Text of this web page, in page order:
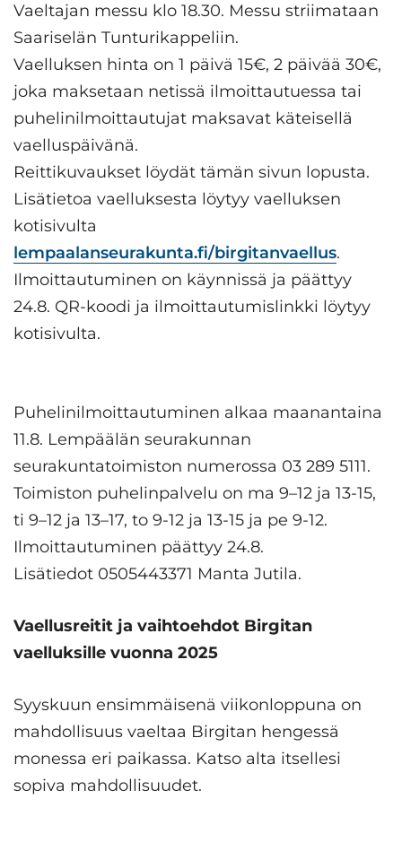
Vaeltajan messu klo 18.30. Messu striimataan
Saariselän Tunturikappeliin.
Vaelluksen hinta on 1 päivä 15€, 2 päivää 30€,
joka maksetaan netissä ilmoittautuessa tai
puhelinilmoittautujat maksavat käteisellä
vaelluspäivänä.
Reittikuvaukset löydät tämän sivun lopusta.
Lisätietoa vaelluksesta löytyy vaelluksen
kotisivulta
lempaalanseurakunta.fi/birgitanvaellus.
Ilmoittautuminen on käynnissä ja päättyy
24.8. QR-koodi ja ilmoittautumislinkki löytyy
kotisivulta.
Puhelinilmoittautuminen alkaa maanantaina
11.8. Lempäälän seurakunnan
seurakuntatoimiston numerossa 03 289 5111.
Toimiston puhelinpalvelu on ma 9–12 ja 13-15,
ti 9–12 ja 13–17, to 9-12 ja 13-15 ja pe 9-12.
Ilmoittautuminen päättyy 24.8.
Lisätiedot 0505443371 Manta Jutila.
Vaellusreitit ja vaihtoehdot Birgitan
vaelluksille vuonna 2025
Syyskuun ensimmäisenä viikonloppuna on
mahdollisuus vaeltaa Birgitan hengessä
monessa eri paikassa. Katso alta itsellesi
sopiva mahdollisuudet.